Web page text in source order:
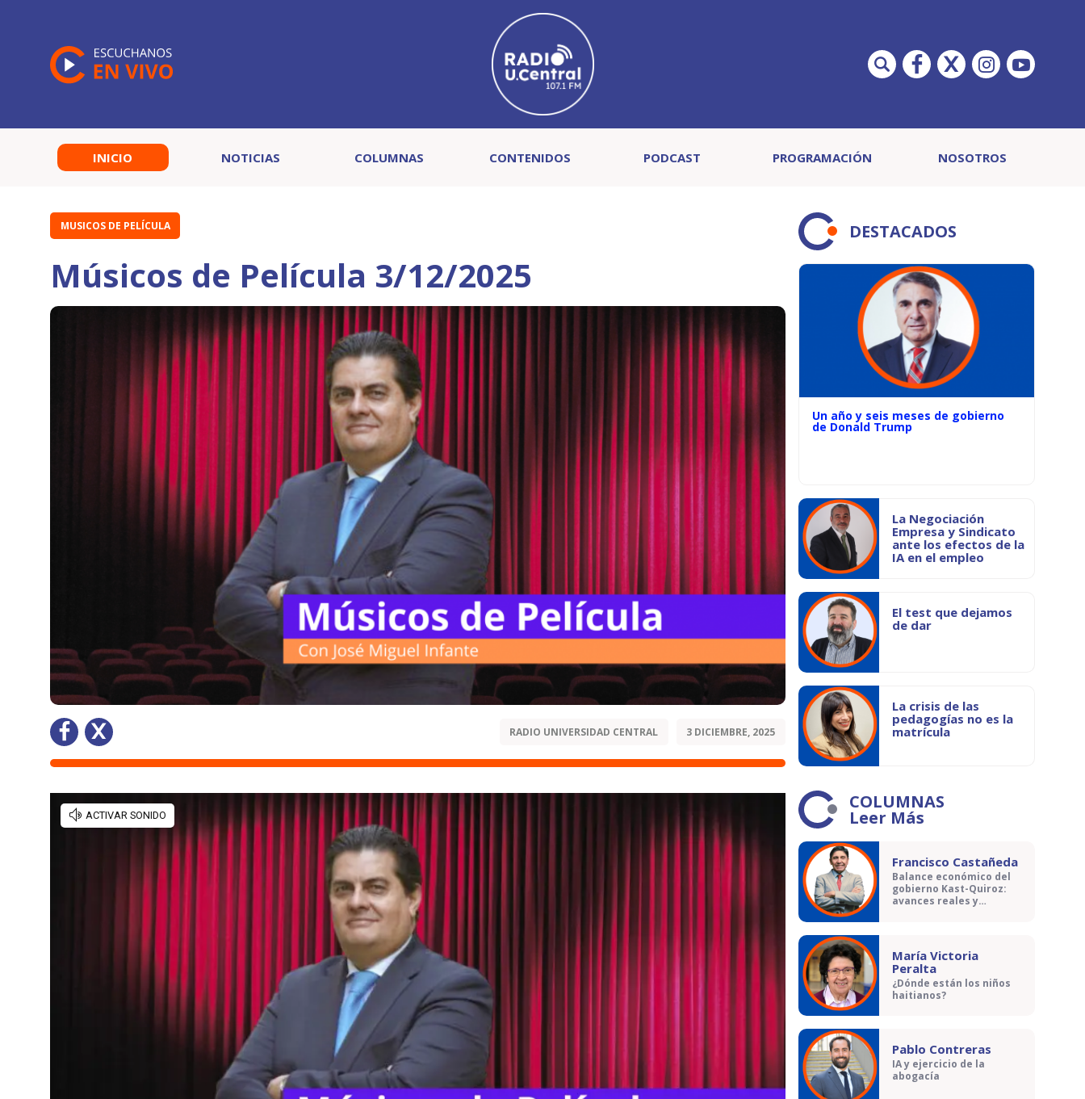
INICIO NOTICIAS COLUMNAS CONTENIDOS PODCAST PROGRAMACIÓN NOSOTROS
MUSICOS DE PELÍCULA
Músicos de Película 3/12/2025
RADIO UNIVERSIDAD CENTRAL 3 DICIEMBRE, 2025
DESTACADOS
Un año y seis meses de gobierno
de Donald Trump
La Negociación
Empresa y Sindicato
ante los efectos de la
IA en el empleo
El test que dejamos
de dar
La crisis de las
pedagogías no es la
matrícula
COLUMNAS
Leer Más
Francisco Castañeda
Balance económico del
gobierno Kast-Quiroz:
avances reales y
María Victoria
Peralta
¿Dónde están los niños
haitianos?
Pablo Contreras
IA y ejercicio de la
abogacía